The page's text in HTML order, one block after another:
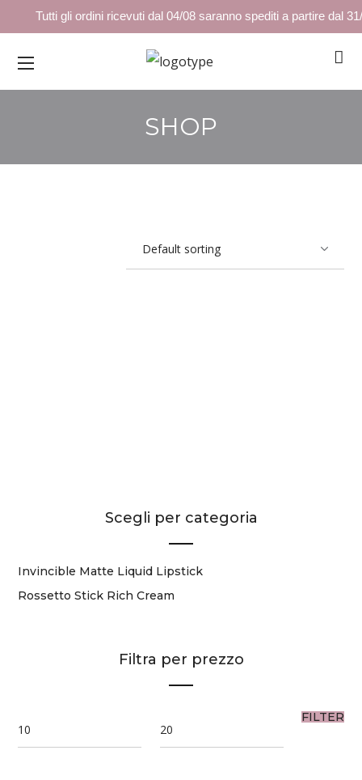
Tutti gli ordini ricevuti dal 04/08 saranno spediti a partire dal
SHOP
Scegli per categoria
Invincible Matte Liquid Lipstick
Rossetto Stick Rich Cream
Filtra per prezzo
FILTER